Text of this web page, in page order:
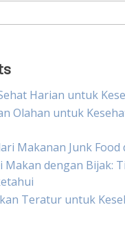
Harian untuk
Olahan untuk
Makanan Junk Food
dengan Bijak:
Teratur untuk